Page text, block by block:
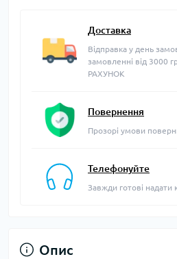
Доставка
Відправка у день
замовленні від 3000
РАХУНОК
Повернення
Прозорі умови
Телефонуйте
Завжди готові надати
Опис